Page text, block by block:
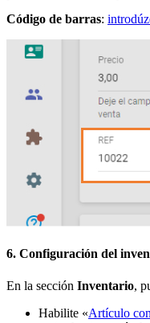
Código de barras:
6. Configuración del
En la sección Inventario,
Habilite «Artículo